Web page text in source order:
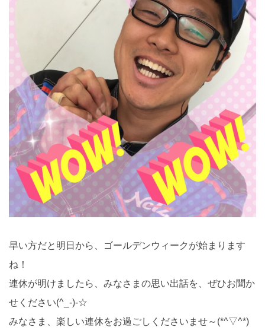
早い方だと明日から、ゴールデンウィークが始まります
ね！
連休が明けましたら、みなさまの思い出話を、ぜひお聞か
せください(^_-)-☆
みなさま、楽しい連休をお過ごしくださいませ～(*^▽^*)